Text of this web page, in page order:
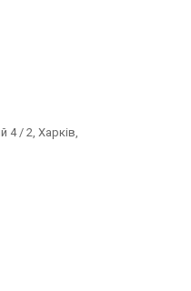
4 / 2, Харків,